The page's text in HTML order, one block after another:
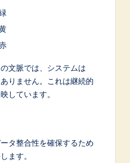
文脈では、システムは
りません。これは継続的
しています。
タ整合性を確保するため
ます。